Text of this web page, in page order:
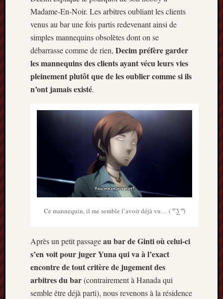
Madame-En-Noir. Les arbitres oubliant les clients
venus au bar une fois partis redevenant ainsi de
simples mannequins obsolètes dont on se
débarrasse comme de rien, Decim préfère garder
les mannequins des clients ayant vécu leurs vies
pleinement plutôt que de les oublier comme si ils
n’ont jamais existé.
Ce mannequin, il me semble l’avoir déjà vu… ( ͡° ͜ʖ ͡°)
Après un petit passageau bar de Ginti où celui-ci
s’en voit pour juger Yuna qui va à l’exact
encontre de tout critère de jugement des
arbitres du bar(contrairement à Hanada qui
semble être déjà parti), nous revenons à la résidence